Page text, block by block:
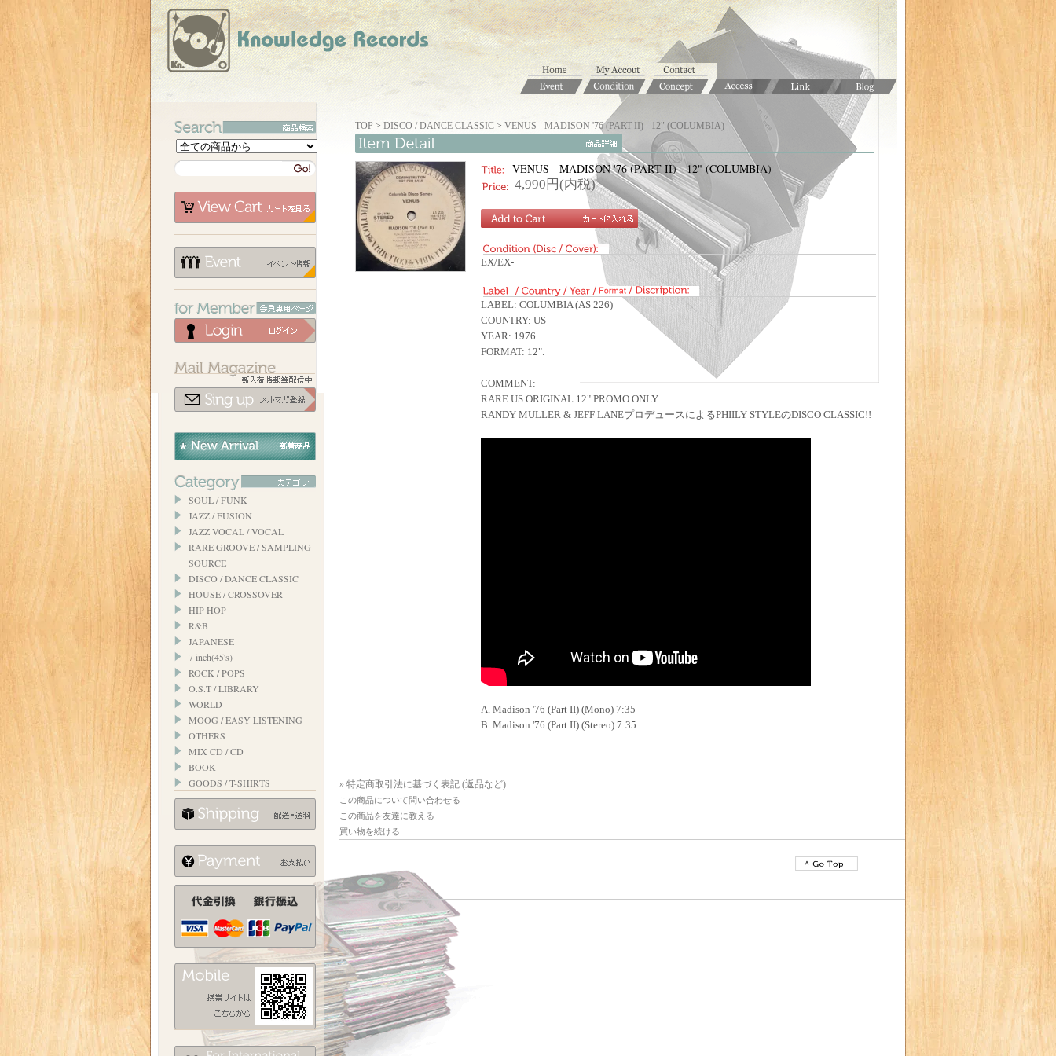
SOUL / FUNK
JAZZ / FUSION
JAZZ VOCAL / VOCAL
RARE GROOVE / SAMPLING
SOURCE
DISCO / DANCE CLASSIC
HOUSE / CROSSOVER
HIP HOP
R&B
JAPANESE
7 inch(45's)
ROCK / POPS
O.S.T / LIBRARY
WORLD
MOOG / EASY LISTENING
OTHERS
MIX CD / CD
BOOK
GOODS / T-SHIRTS
TOP > DISCO / DANCE CLASSIC > VENUS - MADISON '76 (PART II) - 12" (COLUMBIA)
VENUS - MADISON '76 (PART II) - 12" (COLUMBIA)
4,990円(内税)
EX/EX-
LABEL: COLUMBIA (AS 226)
COUNTRY: US
YEAR: 1976
FORMAT: 12".
COMMENT:
RARE US ORIGINAL 12" PROMO ONLY.
RANDY MULLER & JEFF LANEプロデュースによるPHIILY STYLEのDISCO CLASSIC!!
A. Madison '76 (Part II) (Mono) 7:35
B. Madison '76 (Part II) (Stereo) 7:35
» 特定商取引法に基づく表記 (返品など)
この商品について問い合わせる
この商品を友達に教える
買い物を続ける